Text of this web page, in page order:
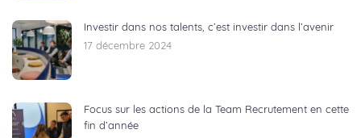
Investir dans nos talents, c’est investir dans l’avenir
17 décembre 2024
Focus sur les actions de la Team Recrutement en cette
fin d’année